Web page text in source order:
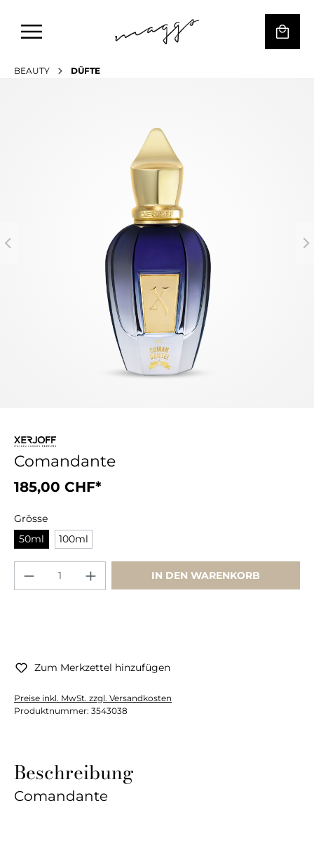
BEAUTY DÜFTE
Comandante
185,00 CHF*
Grösse
50ml
100ml
IN DEN WARENKORB
Zum Merkzettel hinzufügen
Preise inkl. MwSt. zzgl. Versandkosten
Produktnummer: 3543038
Beschreibung
Comandante